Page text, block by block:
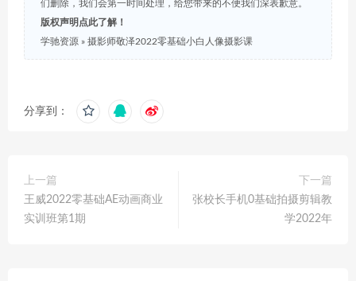
们删除，我们会第一时间处理，给您带来的不便我们深表歉意。
版权声明点此了解！
学驰资源 » 摄影师敬泽2022零基础小白人像摄影课
分享到：
上一篇
王威2022零基础AE动画商业
实训班第1期
下一篇
张校长手机0基础拍摄剪辑教
学2022年